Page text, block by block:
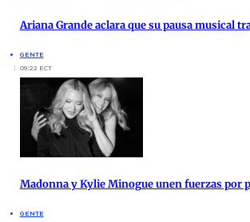
Ariana Grande aclara que su pausa musical
GENTE
09:22 ECT
Madonna y Kylie Minogue unen fuerzas por
GENTE